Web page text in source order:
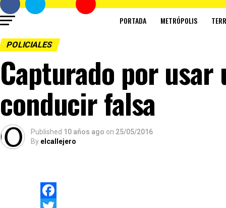
PORTADA METRÓPOLIS
POLICIALES
Capturado por usar
conducir falsa
Published 10 años ago on 25/05/2016
By elcallejero